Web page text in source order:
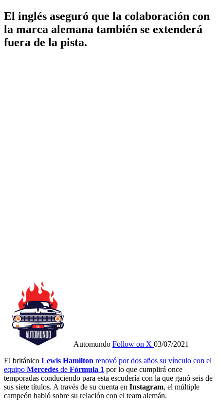
El inglés aseguró que la colaboración con
la marca alemana también se extenderá
fuera de la pista.
Automundo Follow on X 03/07/2021
El británico Lewis Hamilton renovó por dos años su vínculo con el
equipo Mercedes de Fórmula 1 por lo que cumplirá once
temporadas conduciendo para esta escudería con la que ganó seis de
sus siete títulos. A través de su cuenta en Instagram, el múltiple
campeón habló sobre su relación con el team alemán.